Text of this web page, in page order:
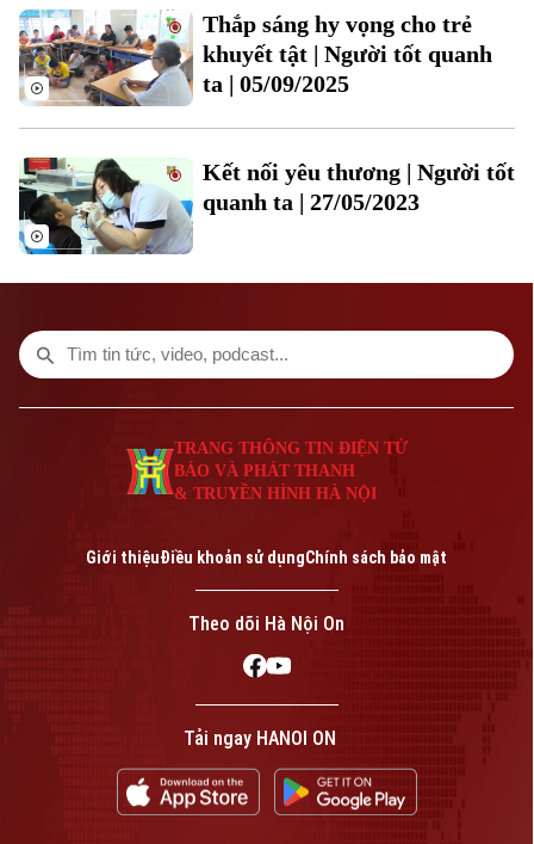
Theo dõi Hà Nội On
Quần vợt
Golf
Tin tức
Sao
Điện ảnh
Thời trang
Âm nhạc
Đã phát sóng
Tòa soạn Tòa soạn
Bản quyền thuộc về Cơ quan Báo và Phát thanh Truyền hình Hà Nội Giấy
phép số: Số 63/GP-TTDT, cấp ngày 10/05/2023
Thắp sáng hy vọng cho trẻ
khuyết tật | Người tốt quanh
ta | 05/09/2025
Kết nối yêu thương | Người tốt
quanh ta | 27/05/2023
TRANG THÔNG TIN ĐIỆN TỬ
BÁO VÀ PHÁT THANH
& TRUYỀN HÌNH HÀ NỘI
Giới thiệuĐiều khoản sử dụngChính sách bảo mật
Theo dõi Hà Nội On
Tải ngay HANOI ON